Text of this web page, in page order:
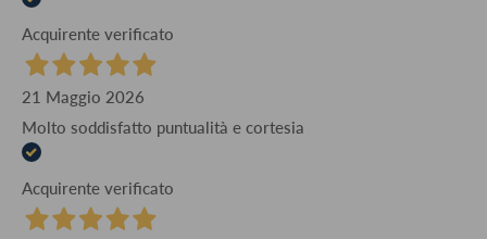
Acquirente verificato
21 Maggio 2026
Molto soddisfatto puntualità e cortesia
Acquirente verificato